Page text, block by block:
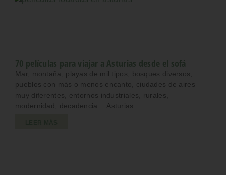
70 películas para viajar a Asturias desde el sofá
Mar, montaña, playas de mil tipos, bosques diversos,
pueblos con más o menos encanto, ciudades de aires
muy diferentes, entornos industriales, rurales,
modernidad, decadencia… Asturias